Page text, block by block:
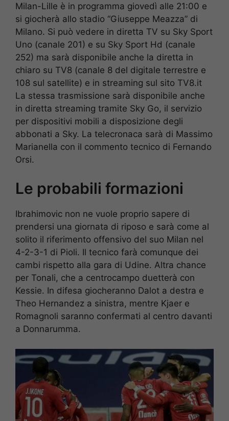
Milan-Lille è in programma giovedì alle 21:00 e
si giocherà allo stadio “Giuseppe Meazza” di
Milano. Si può vedere in diretta TV su Sky Sport
Uno (canale 201) e su Sky Sport Hd (canale
252) ma sarà disponibile anche la diretta in
chiaro su TV8 (canale 8 del digitale terrestre e
108 sul satellite) e in streaming sul sito TV8.it
La stessa trasmissione sarà disponibile anche
in diretta streaming tramite Sky Go, il servizio
per dispositivi mobili a disposizione degli
abbonati a Sky. La telecronaca sarà di Massimo
Marianella con il commento tecnico di Fernando
Orsi.
Le probabili formazioni
Ibrahimovic non ne vuole proprio sapere di
prendersi una giornata di riposo e sarà come al
solito il riferimento offensivo del suo Milan nel
4-2-3-1 di Pioli. Il tecnico farà comunque dei
cambi rispetto alla gara di Udine. Altra chance
per Tonali, che a centrocampo duetterà con
Kessie. In difesa giocheranno Dalot a destra e
Theo Hernandez a sinistra, mentre Kjaer e
Romagnoli saranno confermati al centro davanti
a Donnarumma.